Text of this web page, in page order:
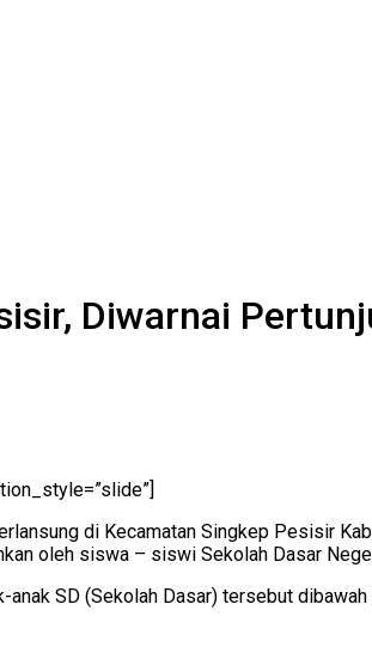
Diwarnai
di Kecamatan Singkep Pesisir
oleh siswa – siswi Sekolah Dasar
SD (Sekolah Dasar) tersebut